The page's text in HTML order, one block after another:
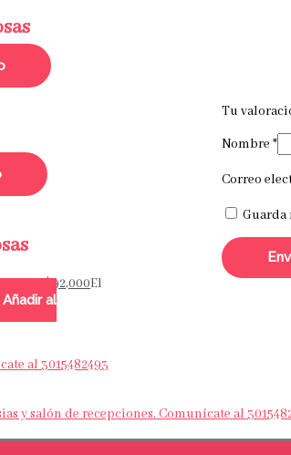
Tu
Nombre *
Correo
Guarda
$92,000El
Añadir al
al 3015482493
y salón de recepciones. Comunícate al